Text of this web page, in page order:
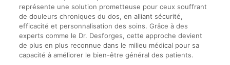
représente une solution prometteuse pour ceux souffrant
de douleurs chroniques du dos, en alliant sécurité,
efficacité et personnalisation des soins. Grâce à des
experts comme le Dr. Desforges, cette approche devient
de plus en plus reconnue dans le milieu médical pour sa
capacité à améliorer le bien-être général des patients.